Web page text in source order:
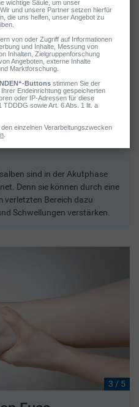
sind in der Akutphase
Denn sie können durch eine
verletzten Bereich dazu
Schwellungen verstärken.
3 / 5